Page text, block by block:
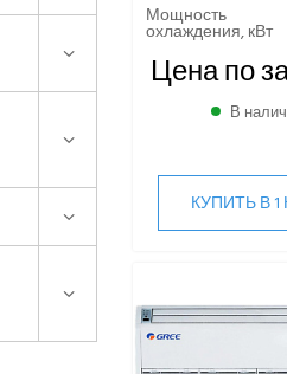
Мощность
охлаждения, кВт
Цена по
В
КУПИТЬ В 1